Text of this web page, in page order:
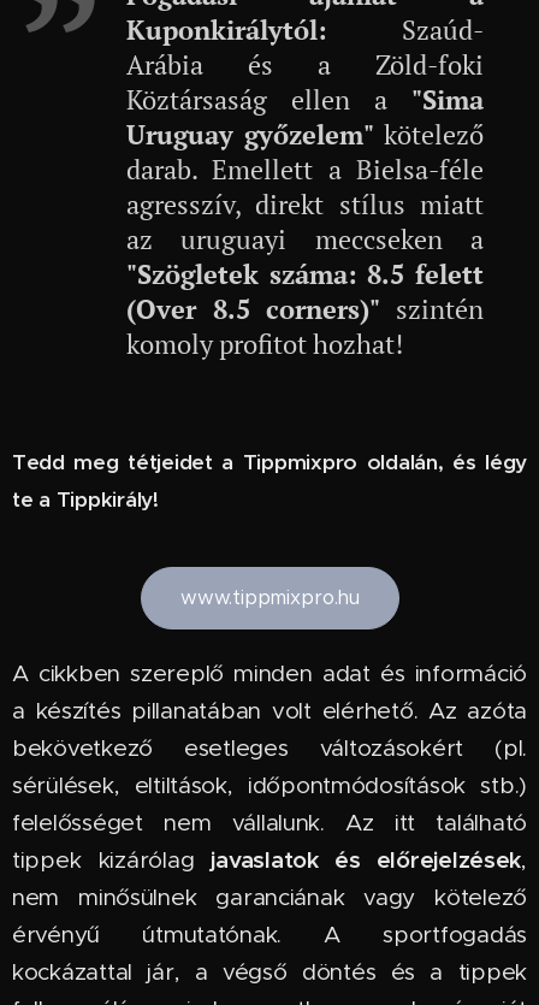
Kuponkirálytól: Szaúd-
Arábia és a Zöld-foki
Köztársaság ellen a "Sima
Uruguay győzelem" kötelező
darab. Emellett a Bielsa-féle
agresszív, direkt stílus miatt
az uruguayi meccseken a
"Szögletek száma: 8.5 felett
(Over 8.5 corners)" szintén
komoly profitot hozhat!
Tedd meg tétjeidet a Tippmixpro oldalán, és légy
te a Tippkirály!
www.tippmixpro.hu
A cikkben szereplő minden adat és információ
a készítés pillanatában volt elérhető. Az azóta
bekövetkező esetleges változásokért (pl.
sérülések, eltiltások, időpontmódosítások stb.)
felelősséget nem vállalunk. Az itt található
tippek kizárólag javaslatok és előrejelzések,
nem minősülnek garanciának vagy kötelező
érvényű útmutatónak. A sportfogadás
kockázattal jár, a végső döntés és a tippek